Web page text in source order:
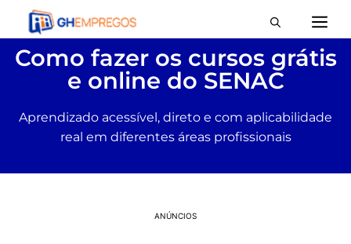
Como fazer os cursos grátis
e online do SENAC
Aprendizado acessível, direto e com aplicabilidade
real em diferentes áreas profissionais
ANÚNCIOS